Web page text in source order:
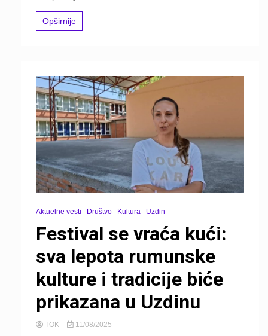
Opširnije
Aktuelne vesti Društvo Kultura Uzdin
Festival se vraća kući:
sva lepota rumunske
kulture i tradicije biće
prikazana u Uzdinu
TOK 11/08/2025